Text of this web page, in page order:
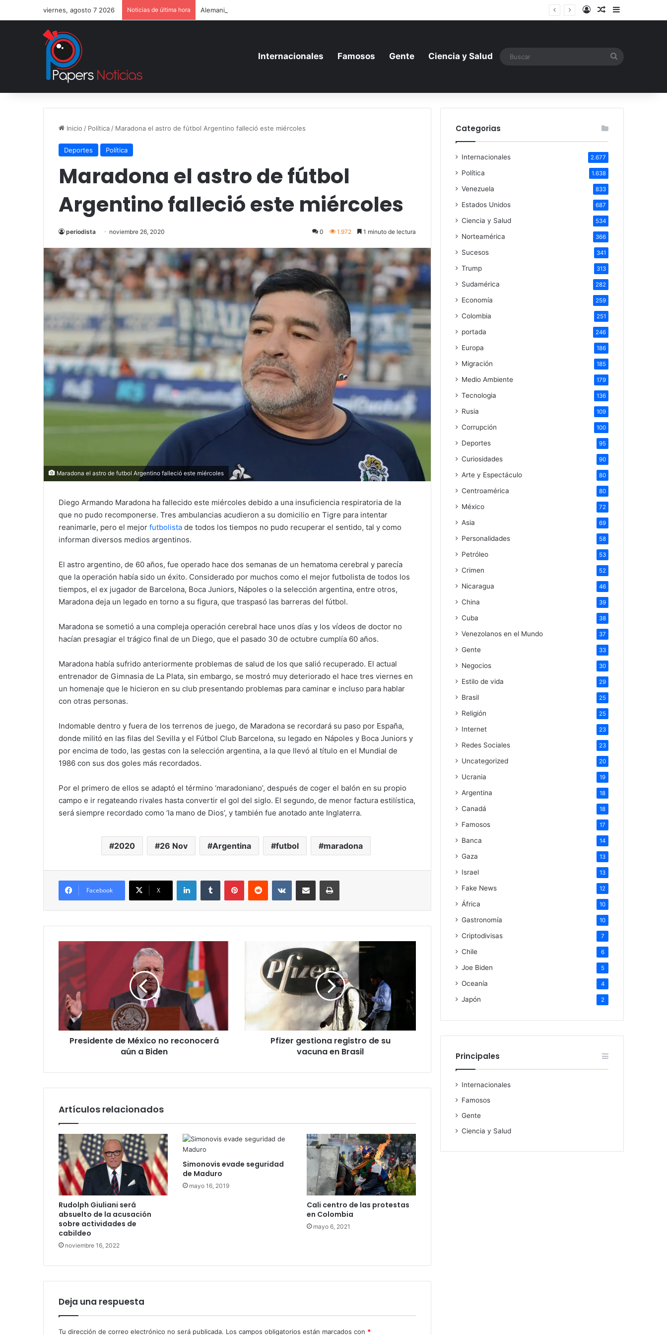
viernes, agosto 7 2026 Noticias de última hora Alemania aumenta su gasto militar y busca consolidarse como potencia armamentística ante la amenaza rusa Iniciar sesión
ArtículoBarra lateral
Internacionales Famosos Gente Ciencia y Salud
Inicio / Política / Maradona el astro de fútbol Argentino falleció este miércoles
Deportes Política
Maradona el astro de fútbol
Argentino falleció este miércoles
periodista noviembre 26, 2020 0 1.972 1 minuto de lectura
Maradona el astro de futbol Argentino falleció este miércoles
Diego Armando Maradona ha fallecido este miércoles debido a una insuficiencia respiratoria de la
que no pudo recomponerse. Tres ambulancias acudieron a su domicilio en Tigre para intentar
reanimarle, pero el mejor futbolista de todos los tiempos no pudo recuperar el sentido, tal y como
informan diversos medios argentinos.
El astro argentino, de 60 años, fue operado hace dos semanas de un hematoma cerebral y parecía
que la operación había sido un éxito. Considerado por muchos como el mejor futbolista de todos los
tiempos, el ex jugador de Barcelona, Boca Juniors, Nápoles o la selección argentina, entre otros,
Maradona deja un legado en torno a su figura, que traspasó las barreras del fútbol.
Maradona se sometió a una compleja operación cerebral hace unos días y los vídeos de doctor no
hacían presagiar el trágico final de un Diego, que el pasado 30 de octubre cumplía 60 años.
Maradona había sufrido anteriormente problemas de salud de los que salió recuperado. El actual
entrenador de Gimnasia de La Plata, sin embargo, se mostró muy deteriorado el hace tres viernes en
un homenaje que le hicieron en su club presentando problemas para caminar e incluso para hablar
con otras personas.
Indomable dentro y fuera de los terrenos de juego, de Maradona se recordará su paso por España,
donde militó en las filas del Sevilla y el Fútbol Club Barcelona, su legado en Nápoles y Boca Juniors y
por encima de todo, las gestas con la selección argentina, a la que llevó al título en el Mundial de
1986 con sus dos goles más recordados.
Por el primero de ellos se adaptó el término ‘maradoniano’, después de coger el balón en su propio
campo e ir regateando rivales hasta convertir el gol del siglo. El segundo, de menor factura estilística,
será siempre recordado como ‘la mano de Dios’, y también fue anotado ante Inglaterra.
2020 26 Nov Argentina futbol maradona
Facebook X
LinkedInTumblr PinterestReddit VKontakteCompartir via correo electrónicoImpresión
Presidente
de
México
reconocerá
aún
a
Biden
Presidente de México no reconocerá
aún a Biden
gestiona
registro
vacuna
Brasil
Pfizer gestiona registro de su
vacuna en Brasil
Artículos relacionados
Rudolph Giuliani será
absuelto de la acusación
sobre actividades de
cabildeo
noviembre 16, 2022
Simonovis evade seguridad
de Maduro
mayo 16, 2019
Cali centro de las protestas
en Colombia
mayo 6, 2021
Deja una respuesta
Tu dirección de correo electrónico no será publicada. Los campos obligatorios están marcados con *
Categorias
Internacionales 2.677
Política 1.638
Venezuela 833
Estados Unidos 687
Ciencia y Salud 534
Norteamérica 366
Sucesos 341
Trump 313
Sudamérica 282
Economía 259
Colombia 251
portada 246
Europa 186
Migración 185
Medio Ambiente 179
Tecnologia 136
Rusia 109
Corrupción 100
Deportes 95
Curiosidades 90
Arte y Espectáculo 80
Centroamérica 80
México 72
Asia 69
Personalidades 58
Petróleo 53
Crimen 52
Nicaragua 46
China 39
Cuba 38
Venezolanos en el Mundo 37
Gente 33
Negocios 30
Estilo de vida 29
Brasil 25
Religión 25
Internet 23
Redes Sociales 23
Uncategorized 20
Ucrania 19
Argentina 18
Canadá 18
Famosos 17
Banca 14
Gaza 13
Israel 13
Fake News 12
África 10
Gastronomía 10
Criptodivisas 7
Chile 6
Joe Biden 5
Oceanía 4
Japón 2
Principales
Internacionales
Famosos
Gente
Ciencia y Salud